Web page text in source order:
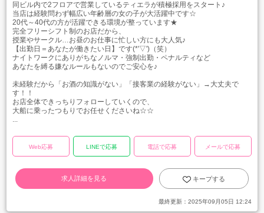
同ビル内で2フロアで営業しているティエラが積極採用をスタート♪
当店は経験問わず幅広い年齢層の女の子が大活躍中です☆
20代～40代の方が活躍できる環境が整っています★
完全フリーシフト制のお店だから、
授業やサークル…お昼のお仕事に忙しい方にも大人気♪
【出勤日＝あなたが働きたい日】です(*'▽')（笑）
ナイトワークにありがちなノルマ・強制出勤・ペナルティなど
あなたを縛る嫌なルールもないのでご安心を♪
未経験だから「お酒の知識がない」「接客業の経験がない」→大丈夫で
す！！
お店全体できっちりフォローしていくので、
大船に乗ったつもりでお任せくださいね☆☆
...
Web応募 LINEで応募 電話で応募 メールで応募
求人詳細を見る キープする
最終更新： 2025年09月05日 12:24